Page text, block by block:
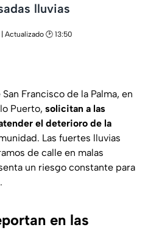
lluvias
| Actualizado 🕑 13:50
Francisco de la Palma, en
Puerto, solicitan a las
el deterioro de la
Las fuertes lluvias
de calle en malas
un riesgo constante para
en las